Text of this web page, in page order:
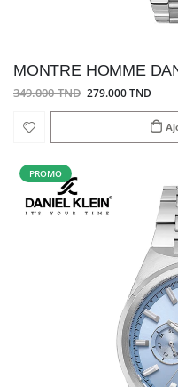
MONTRE HOMME
349.000 TND 279.000 TND
PROMO